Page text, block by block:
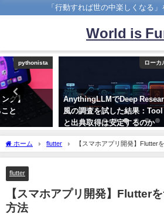
「行動すれば世の中楽しくなる
World is
AnythingLLMでDeep Research
風の調査を試した結果：Tool Call
と出典取得は安定するのか
【楽天
着信通
2021年
ホーム flutter 【スマホアプリ開発】Flutter
flutter
【スマホアプリ開発】Flutter
方法